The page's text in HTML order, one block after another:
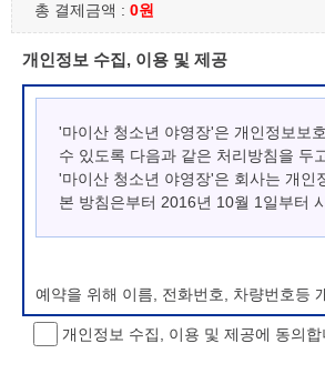
총 결제금액 : 0원
개인정보 수집, 이용 및 제공
'마이산 청소년 야영장'은 개인정보보
수 있도록 다음과 같은 처리방침을 두
'마이산 청소년 야영장'은 회사는 개
본 방침은부터 2016년 10월 1일부터
예약을 위해 이름, 전화번호, 차량번호등
개인정보 처리방침 변경
개인정보 수집, 이용 및 제공에 동의합